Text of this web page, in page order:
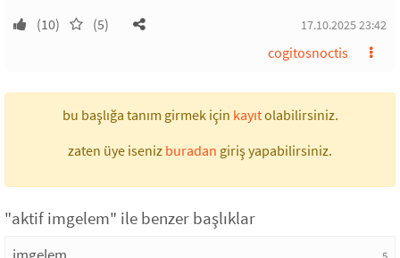
(10) (5) 17.10.2025 23:42
cogitosnoctis
bu başlığa tanım girmek için kayıtolabilirsiniz.
zaten üye iseniz buradan giriş yapabilirsiniz.
"aktif imgelem" ile benzer başlıklar